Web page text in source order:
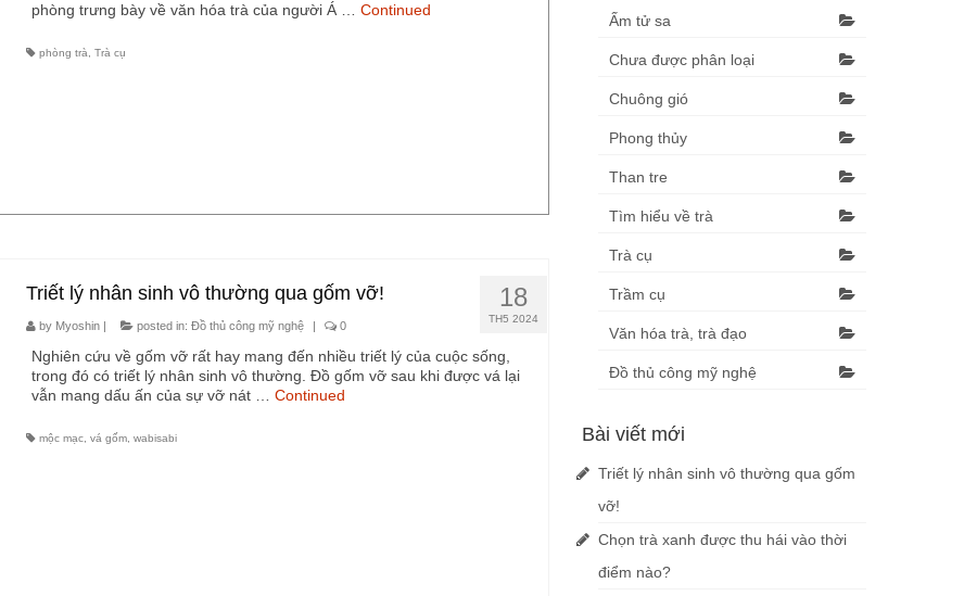
phòng trưng bày về văn hóa trà của người Á … Continued
phòng trà Trà cụ
18
TH5 2024
Triết lý nhân sinh vô thường qua gốm vỡ!
by Myoshin| posted in: Đồ thủ công mỹ nghệ | 0
Nghiên cứu về gốm vỡ rất hay mang đến nhiều triết lý của cuộc sống,
trong đó có triết lý nhân sinh vô thường. Đồ gốm vỡ sau khi được vá lại
vẫn mang dấu ấn của sự vỡ nát … Continued
mộc mạc, vá gốm, wabisabi
Ấm tử sa
Chưa được phân loại
Chuông gió
Phong thủy
Than tre
Tìm hiểu về trà
Trà cụ
Trầm cụ
Văn hóa trà, trà đạo
Đồ thủ công mỹ nghệ
Bài viết mới
Triết lý nhân sinh vô thường qua gốm
vỡ!
Chọn trà xanh được thu hái vào thời
điểm nào?